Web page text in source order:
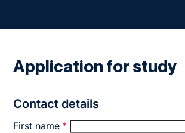
Application for study
Contact details
First name *